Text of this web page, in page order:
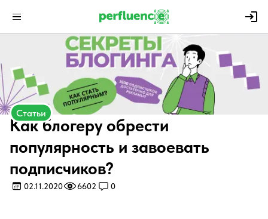
Статьи
Как блогеру обрести
популярность и завоевать
подписчиков?
02.11.2020 6602 0